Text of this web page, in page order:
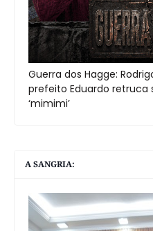
Guerra dos Hagge:
prefeito Eduardo retruca
‘mimimi’
A SANGRIA: